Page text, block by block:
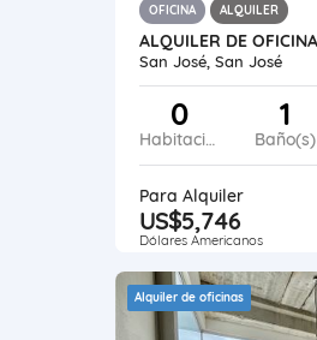
OFICINA ALQUILER
San José, San José
0
Habitaciones
1
Baño(s)
Para Alquiler
US$5,746
Dólares Americanos
Alquiler de oficinas